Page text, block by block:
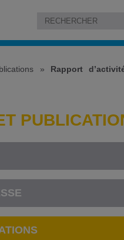
» Rapport